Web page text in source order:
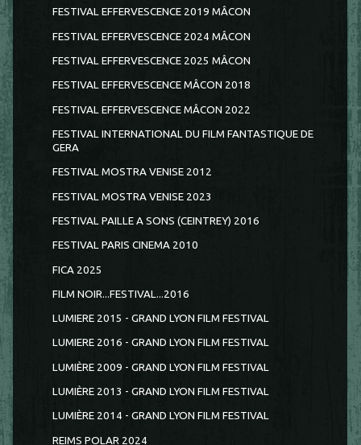
FESTIVAL EFFERVESCENCE 2019 MÂCON
FESTIVAL EFFERVESCENCE 2024 MÂCON
FESTIVAL EFFERVESCENCE 2025 MÂCON
FESTIVAL EFFERVESCENCE MÂCON 2018
FESTIVAL EFFERVESCENCE MÂCON 2022
FESTIVAL INTERNATIONAL DU FILM FANTASTIQUE DE
GERA
FESTIVAL MOSTRA VENISE 2012
FESTIVAL MOSTRA VENISE 2023
FESTIVAL PAILLE A SONS (CEINTREY) 2016
FESTIVAL PARIS CINEMA 2010
FICA 2025
FILM NOIR...FESTIVAL...2016
LUMIERE 2015 - GRAND LYON FILM FESTIVAL
LUMIERE 2016 - GRAND LYON FILM FESTIVAL
LUMIÈRE 2009 - GRAND LYON FILM FESTIVAL
LUMIÈRE 2013 - GRAND LYON FILM FESTIVAL
LUMIÈRE 2014 - GRAND LYON FILM FESTIVAL
REIMS POLAR 2024